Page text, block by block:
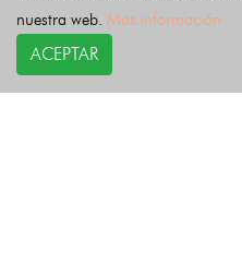
nuestra web. Más información
ACEPTAR